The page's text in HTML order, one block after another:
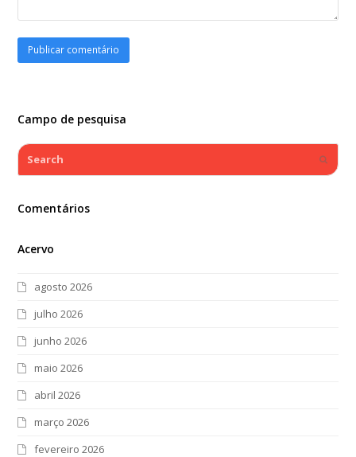
Campo de pesquisa
Search
Comentários
Acervo
agosto 2026
julho 2026
junho 2026
maio 2026
abril 2026
março 2026
fevereiro 2026